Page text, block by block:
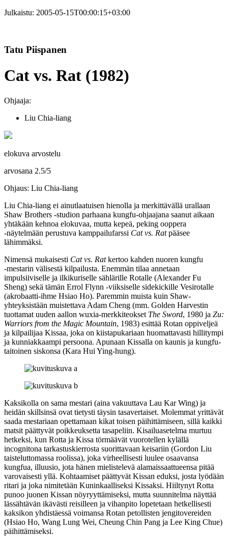
Julkaistu: 2005-05-15T00:00:15+03:00
Tatu Piispanen
Cat vs. Rat (1982)
Ohjaaja:
Liu Chia-liang
elokuva arvostelu
arvosana 2.5/5
Ohjaus: Liu Chia-liang
Liu Chia-liang ei ainutlaatuisen hienolla ja merkittävällä urallaan
Shaw Brothers ‑studion parhaana kungfu-ohjaajana saanut aikaan
yhtäkään kehnoa elokuvaa, mutta kepeä, peking ooppera
‑näytelmään perustuva kamppailufarssi Cat vs. Ratpääsee
lähimmäksi.
Nimensä mukaisesti Cat vs. Ratkertoo kahden nuoren kungfu
‑mestarin välisestä kilpailusta. Enemmän tilaa annetaan
impulsiiviselle ja ilkikuriselle sählärille Rotalle (Alexander Fu
Sheng) sekä tämän Errol Flynn ‑viiksiselle sidekickille Vesirotalle
(akrobaatti-ihme Hsiao Ho). Paremmin muista kuin Shaw-
yhteyksistään muistettava Adam Cheng (mm. Golden Harvestin
tuottamat uuden aallon wuxia-merkkiteokset The Sword, 1980 ja Zu:
Warriors from the Magic Mountain, 1983) esittää Rotan oppiveljeä
ja kilpailijaa Kissaa, joka on kiistapukariaan huomattavasti hillitympi
ja kunniakkaampi persoona. Apunaan Kissalla on kaunis ja kungfu-
taitoinen siskonsa (Kara Hui Ying-hung).
Kaksikolla on sama mestari (aina vakuuttava Lau Kar Wing) ja
heidän skillsinsä ovat tietysti täysin tasavertaiset. Molemmat yrittävät
saada mestariaan opettamaan kikat toisen päihittämiseen, sillä kaikki
matsit päättyvät poikkeuksetta tasapeliin. Kisailuasetelma murtuu
hetkeksi, kun Rotta ja Kissa törmäävät vuorotellen kylällä
incognitona tarkastuskierrosta suorittavaan keisariin (Gordon Liu
taisteluttomassa roolissa), joka virheellisesti luulee osaavansa
kungfua, illuusio, jota hänen mielistelevä alamaissaattueensa pitää
varovaisesti yllä. Kohtaamiset päättyvät Kissan eduksi, josta lyödään
ritari ja joka nimitetään Kuninkaalliseksi Kissaksi. Hiiltynyt Rotta
punoo juonen Kissan nöyryyttämiseksi, mutta suunnitelma näyttää
lässähtävän ikävästi reisilleen ja vihanpito lopetetaan hetkellisesti
kaksikon yhdistäessä voimansa Rotan petollisten jengitovereiden
(Hsiao Ho, Wang Lung Wei, Cheung Chin Pang ja Lee King Chue)
päihittämiseksi.